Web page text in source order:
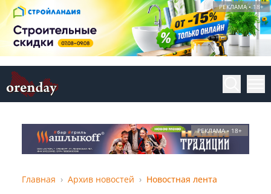
РЕКЛАМА • 18+
РЕКЛАМА • 18+
Главная Архив новостей Новостная лента